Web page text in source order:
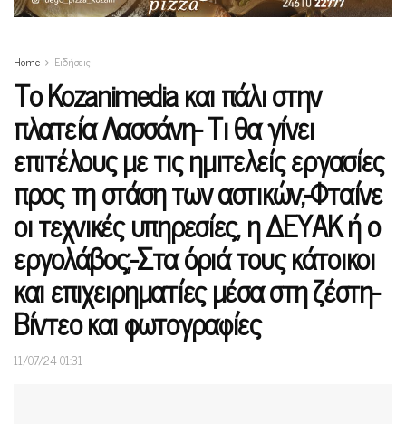
Home Ειδήσεις
Το Kozanimedia και πάλι στην
πλατεία Λασσάνη- Τι θα γίνει
επιτέλους με τις ημιτελείς εργασίες
προς τη στάση των αστικών;-Φταίνε
οι τεχνικές υπηρεσίες, η ΔΕΥΑΚ ή ο
εργολάβος;-Στα όριά τους κάτοικοι
και επιχειρηματίες μέσα στη ζέστη-
Βίντεο και φωτογραφίες
11/07/24 01:31